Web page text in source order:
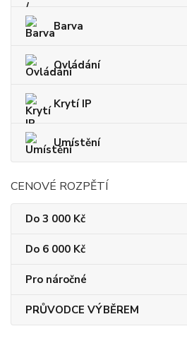
Barva
Ovládání
Krytí IP
Umístění
CENOVÉ ROZPĚTÍ
Do 3 000 Kč
Do 6 000 Kč
Pro náročné
PRŮVODCE VÝBĚREM